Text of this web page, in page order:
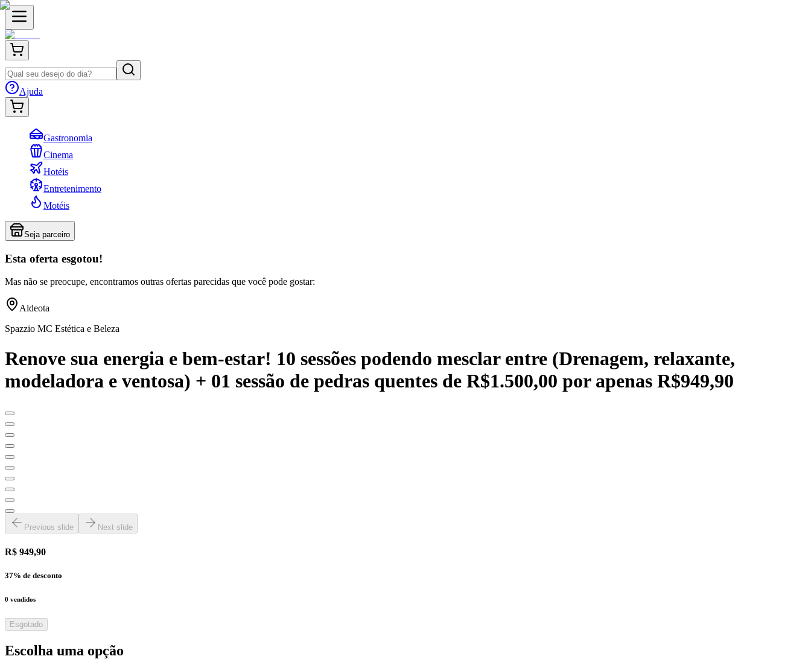
Ajuda
Gastronomia
Cinema
Hotéis
Entretenimento
Motéis
Seja parceiro
Esta oferta esgotou!
Mas não se preocupe, encontramos outras ofertas parecidas que você pode gostar:
Aldeota
Spazzio MC Estética e Beleza
Renove sua energia e bem-estar! 10 sessões podendo mesclar entre (Drenagem, relaxante,
modeladora e ventosa) + 01 sessão de pedras quentes de R$1.500,00 por apenas R$949,90
Previous slide Next slide
R$ 949,90
37% de desconto
0 vendidos
Esgotado
Escolha uma opção